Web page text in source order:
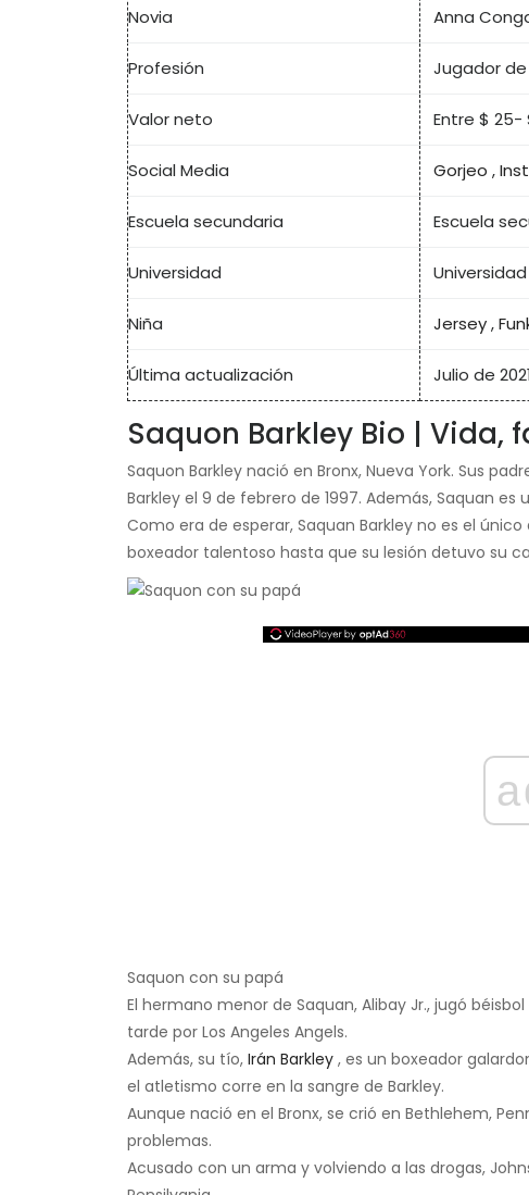
Novia Anna
Profesión Jugador
Valor neto Entre $ 25-
Social Media Gorjeo ,
Escuela secundaria Escuela
Universidad
Niña Jersey,
Última actualización Julio de
Saquon Barkley Bio | Vida,
Saquon Barkley nació en Bronx, Nueva York. Sus
Barkley el 9 de febrero de 1997. Además, Saquan es
Como era de esperar, Saquan Barkley no es el
boxeador talentoso hasta que su lesión detuvo su
Saquon con su papá
El hermano menor de Saquan, Alibay Jr., jugó
tarde por Los Angeles Angels.
Además, su tío, Irán Barkley , es un boxeador
el atletismo corre en la sangre de Barkley.
Aunque nació en el Bronx, se crió en Bethlehem,
problemas.
Acusado con un arma y volviendo a las drogas,